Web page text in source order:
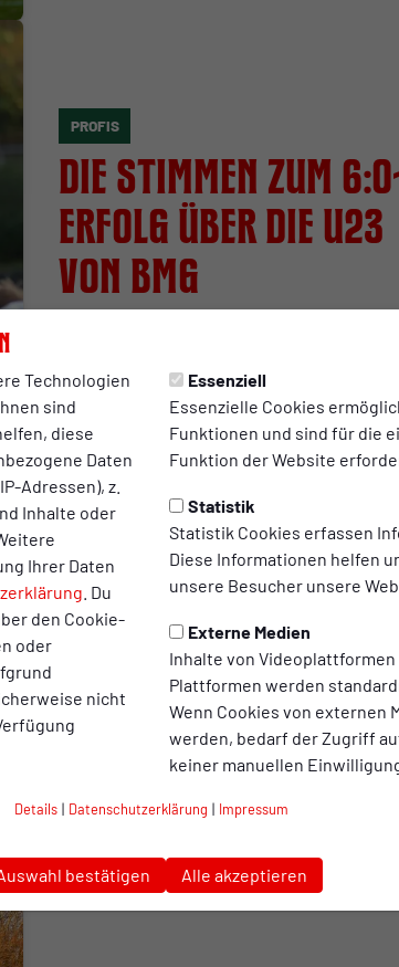
Technologien
sind
diese
Daten
Adressen), z.
Inhalte oder
Ihrer Daten
. Du
den Cookie-
oder
nicht
Essenziell
Essenzielle Cookies
Funktionen und sind für die
Funktion der Website
Statistik
Statistik Cookies erfassen
Diese Informationen helfen
unsere Besucher unsere
Externe Medien
Inhalte von Videoplattformen
Plattformen werden
Wenn Cookies von externen
werden, bedarf der Zugriff
keiner manuellen
Details | Datenschutzerklärung | Impressum
bestätigen Alle akzeptieren
PROFIS
Die Stimmen zum
Erfolg über die U23
von BMG
zum Artikel
PROFIS
Topspiel in
RWO trifft als
auf den Dritten
Der Vorbericht zum Auswärtsspiel bei der